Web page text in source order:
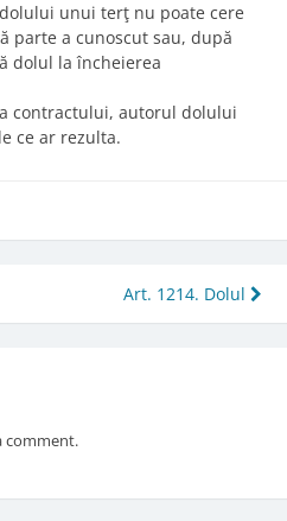
unui terţ nu poate cere
parte a cunoscut sau, după
dolul la încheierea
contractului, autorul dolului
ce ar rezulta.
Art. 1214. Dolul
comment.